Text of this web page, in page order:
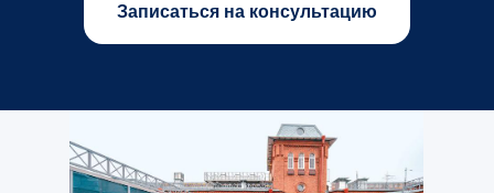
Записаться на консультацию